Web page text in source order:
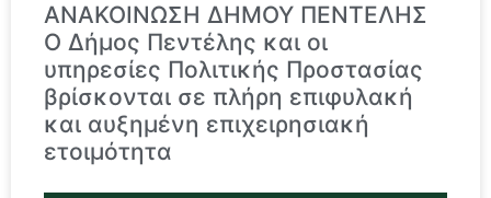
ΑΝΑΚΟΙΝΩΣΗ ΔΗΜΟΥ ΠΕΝΤΕΛΗΣ
Ο Δήμος Πεντέλης και οι
υπηρεσίες Πολιτικής Προστασίας
βρίσκονται σε πλήρη επιφυλακή
και αυξημένη επιχειρησιακή
ετοιμότητα